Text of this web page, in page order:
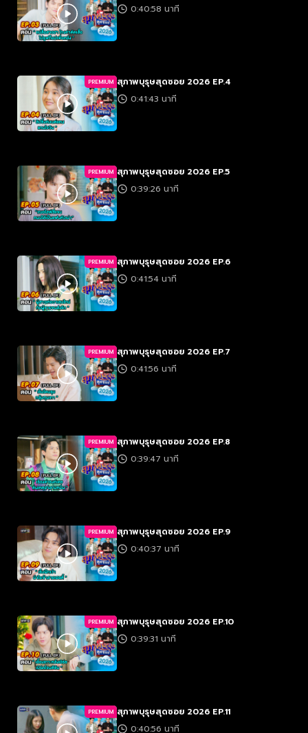
0:40:58 นาที
PREMIUM สุภาพบุรุษสุดซอย 2026 EP.4
0:41:43 นาที
PREMIUM สุภาพบุรุษสุดซอย 2026 EP.5
0:39:26 นาที
PREMIUM สุภาพบุรุษสุดซอย 2026 EP.6
0:41:54 นาที
PREMIUM สุภาพบุรุษสุดซอย 2026 EP.7
0:41:56 นาที
PREMIUM สุภาพบุรุษสุดซอย 2026 EP.8
0:39:47 นาที
PREMIUM สุภาพบุรุษสุดซอย 2026 EP.9
0:40:37 นาที
PREMIUM สุภาพบุรุษสุดซอย 2026 EP.10
0:39:31 นาที
PREMIUM สุภาพบุรุษสุดซอย 2026 EP.11
0:40:56 นาที